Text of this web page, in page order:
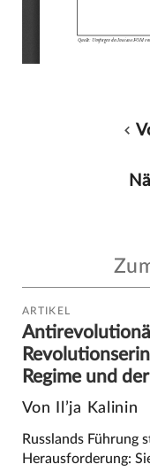
ARTIKEL
Regime und
Von Il’ja Kalinin
Russlands Führung
Herausforderung: